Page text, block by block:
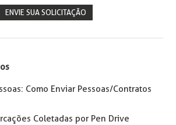
ENVIE SUA SOLICITAÇÃO
Como Enviar Pessoas/Contratos
Coletadas por Pen Drive